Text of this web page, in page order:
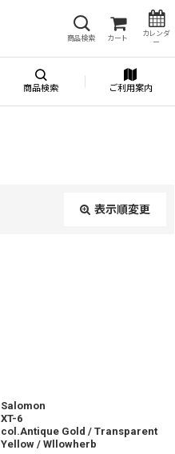
商品検索 カート
カレンダ
ー
商品検索 ご利用案内
表示順変更
Salomon
XT-6
col.Antique Gold / Transparent
Yellow / Wllowherb